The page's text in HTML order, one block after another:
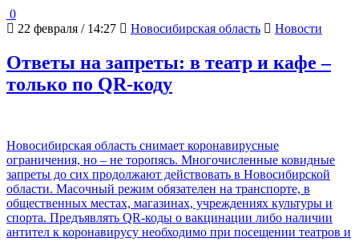
0
22 февраля / 14:27
Новосибирская область Новости
Ответы на запреты: в театр и кафе –
только по QR-коду
Новосибирская область снимает коронавирусные
ограничения, но – не торопясь. Многочисленные ковидные
запреты до сих продолжают действовать в Новосибирской
области. Масочный режим обязателен на транспорте, в
общественных местах, магазинах, учреждениях культуры и
спорта. Предъявлять QR-коды о вакцинации либо наличии
антител к коронавирусу необходимо при посещении театров и